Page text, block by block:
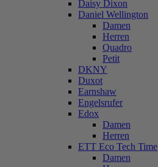
Daisy Dixon
Daniel Wellington
Damen
Herren
Quadro
Petit
DKNY
Duxot
Earnshaw
Engelsrufer
Edox
Damen
Herren
ETT Eco Tech Time
Damen